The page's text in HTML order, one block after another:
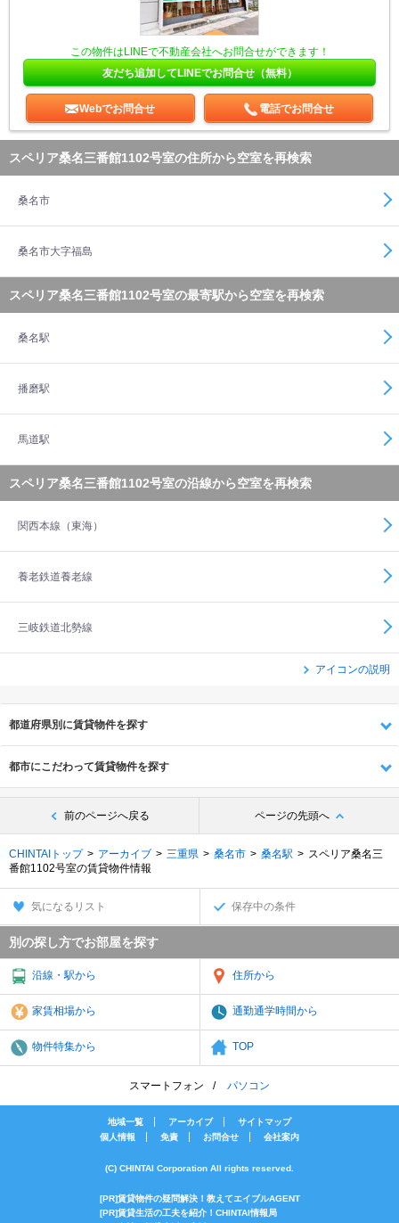
この物件はLINEで不動産会社へお問合せができます！
友だち追加してLINEでお問合せ（無料）
Webでお問合せ 電話でお問合せ
スペリア桑名三番館1102号室の住所から空室を再検索
桑名市
桑名市大字福島
スペリア桑名三番館1102号室の最寄駅から空室を再検索
桑名駅
播磨駅
馬道駅
スペリア桑名三番館1102号室の沿線から空室を再検索
関西本線（東海）
養老鉄道養老線
三岐鉄道北勢線
アイコンの説明
都道府県別に賃貸物件を探す
都市にこだわって賃貸物件を探す
前のページへ戻る ページの先頭へ
CHINTAIトップ アーカイブ 三重県 桑名市 桑名駅
スペリア桑名三
番館1102号室の賃貸物件情報
気になるリスト 保存中の条件
別の探し方でお部屋を探す
沿線・駅から 住所から
家賃相場から 通勤通学時間から
物件特集から TOP
スマートフォン パソコン
地域一覧 アーカイブ
サイトマップ
個人情報
免責 お問合せ 会社案内
(C) CHINTAI Corporation All rights reserved.
[PR]賃貸物件の疑問解決！教えてエイブルAGENT
[PR]賃貸生活の工夫を紹介！CHINTAI情報局